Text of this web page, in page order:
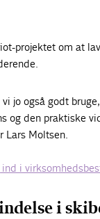
projektet om at
jo også godt
og den praktiske
Lars Moltsen.
i
i